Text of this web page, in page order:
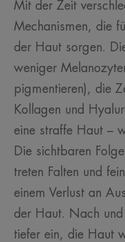
Mit der Zeit
Mechanismen, die
der Haut sorgen.
weniger
pigmentieren), die
Kollagen und
eine straffe Haut –
Die sichtbaren
treten Falten und
einem Verlust an
der Haut. Nach
tiefer ein, die Haut